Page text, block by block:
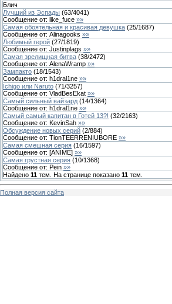
Блич
Лучший из Эспады (63/4041)
Сообщение от: like_fuce »»
Самая обоятельная и красивая девушка (25/1687)
Сообщение от: Alinagooks »»
Любимый герой (27/1819)
Сообщение от: Justinplags »»
Самая зрелищная битва (38/2472)
Сообщение от: AlenaWramp »»
Зампакто (18/1543)
Сообщение от: h1dral1ne »»
Ichigo или Naruto (71/3257)
Сообщение от: VladBesEkat »»
Самый сильный вайзард (14/1364)
Сообщение от: h1dral1ne »»
Самый самый капитан в Готей 13?! (32/2163)
Сообщение от: KevinSah »»
Обсуждение новых серий (2/884)
Сообщение от: TionTEERRENIUBORE »»
Самая смешная серия (16/1597)
Сообщение от: [ANIME] »»
Самая грустная серия (10/1368)
Сообщение от: Pein »»
Найдено 11 тем. На странице показано 11 тем.
Полная версия сайта